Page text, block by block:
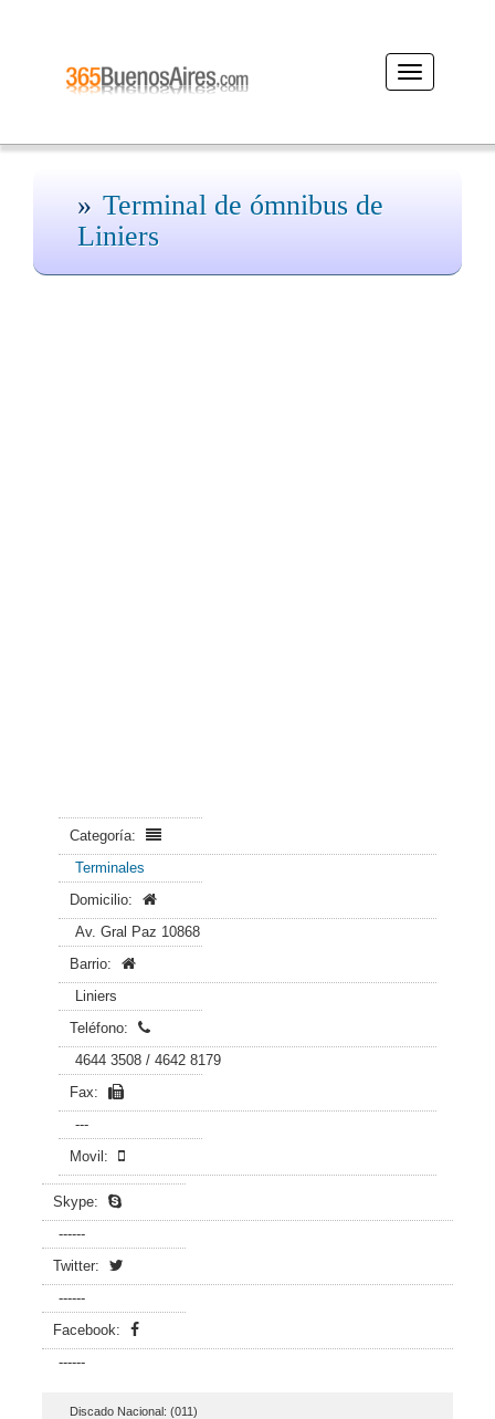
Desplegar
navegación
Terminal de ómnibus de
Liniers
Categoría:
Terminales
Domicilio:
Av. Gral Paz 10868
Barrio:
Liniers
Teléfono:
4644 3508 / 4642 8179
Fax:
---
Movil:
Skype:
------
Twitter:
------
Facebook:
------
Discado Nacional: (011)